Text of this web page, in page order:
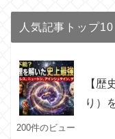
人気記事トップ10
【歴
り）
200件のビュー